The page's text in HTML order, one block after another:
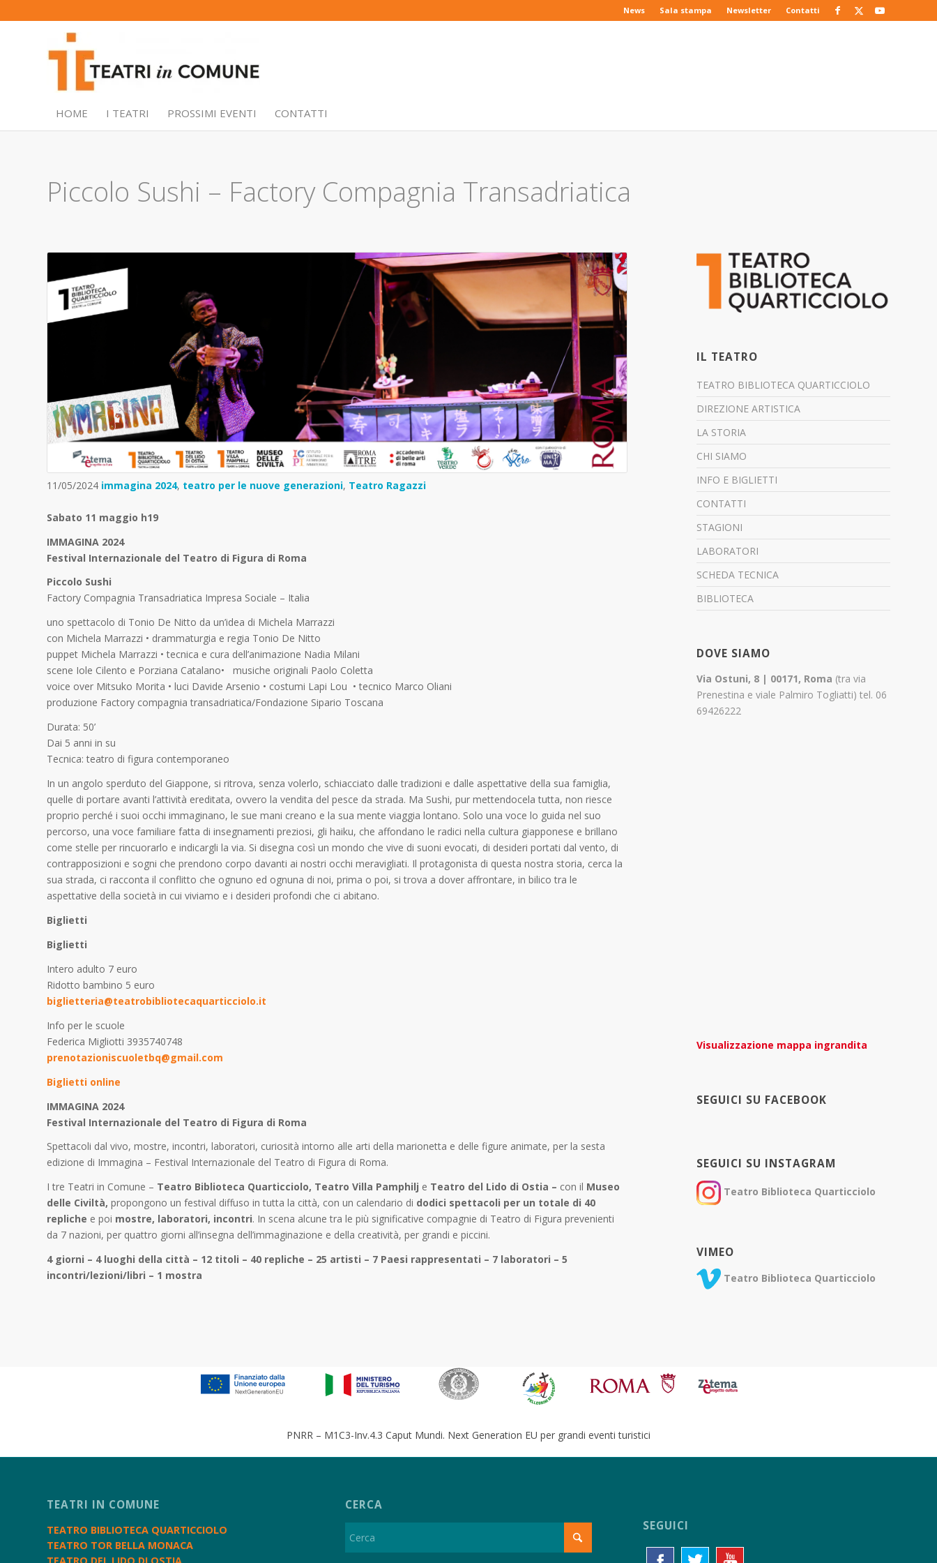
News Sala stampa Newsletter Contatti
HOME I TEATRI PROSSIMI EVENTI CONTATTI
Piccolo Sushi – Factory Compagnia Transadriatica
11/05/2024 immagina 2024, teatro per le nuove generazioni, Teatro Ragazzi
Sabato 11 maggio h19
IMMAGINA 2024
Festival Internazionale del Teatro di Figura di Roma
Piccolo Sushi
Factory Compagnia Transadriatica Impresa Sociale – Italia
uno spettacolo di Tonio De Nitto da un’idea di Michela Marrazzi
con Michela Marrazzi • drammaturgia e regia Tonio De Nitto
puppet Michela Marrazzi • tecnica e cura dell’animazione Nadia Milani
scene Iole Cilento e Porziana Catalano• musiche originali Paolo Coletta
voice over Mitsuko Morita • luci Davide Arsenio • costumi Lapi Lou • tecnico Marco Oliani
produzione Factory compagnia transadriatica/Fondazione Sipario Toscana
Durata: 50’
Dai 5 anni in su
Tecnica: teatro di figura contemporaneo
In un angolo sperduto del Giappone, si ritrova, senza volerlo, schiacciato dalle tradizioni e dalle aspettative della sua famiglia,
quelle di portare avanti l’attività ereditata, ovvero la vendita del pesce da strada. Ma Sushi, pur mettendocela tutta, non riesce
proprio perché i suoi occhi immaginano, le sue mani creano e la sua mente viaggia lontano. Solo una voce lo guida nel suo
percorso, una voce familiare fatta di insegnamenti preziosi, gli haiku, che affondano le radici nella cultura giapponese e brillano
come stelle per rincuorarlo e indicargli la via. Si disegna così un mondo che vive di suoni evocati, di desideri portati dal vento, di
contrapposizioni e sogni che prendono corpo davanti ai nostri occhi meravigliati. Il protagonista di questa nostra storia, cerca la
sua strada, ci racconta il conflitto che ognuno ed ognuna di noi, prima o poi, si trova a dover affrontare, in bilico tra le
aspettative della società in cui viviamo e i desideri profondi che ci abitano.
Biglietti
Biglietti
Intero adulto 7 euro
Ridotto bambino 5 euro
biglietteria@teatrobibliotecaquarticciolo.it
Info per le scuole
Federica Migliotti 3935740748
prenotazioniscuoletbq@gmail.com
Biglietti online
IMMAGINA 2024
Festival Internazionale del Teatro di Figura di Roma
Spettacoli dal vivo, mostre, incontri, laboratori, curiosità intorno alle arti della marionetta e delle figure animate, per la sesta
edizione di Immagina – Festival Internazionale del Teatro di Figura di Roma.
I tre Teatri in Comune – Teatro Biblioteca Quarticciolo, Teatro Villa Pamphilj e Teatro del Lido di Ostia – con il Museo
delle Civiltà, propongono un festival diffuso in tutta la città, con un calendario di dodici spettacoli per un totale di 40
repliche e poi mostre, laboratori, incontri. In scena alcune tra le più significative compagnie di Teatro di Figura prevenienti
da 7 nazioni, per quattro giorni all’insegna dell’immaginazione e della creatività, per grandi e piccini.
4 giorni – 4 luoghi della città – 12 titoli – 40 repliche – 25 artisti – 7 Paesi rappresentati – 7 laboratori – 5
incontri/lezioni/libri – 1 mostra
IL TEATRO
TEATRO BIBLIOTECA QUARTICCIOLO
DIREZIONE ARTISTICA
LA STORIA
CHI SIAMO
INFO E BIGLIETTI
CONTATTI
STAGIONI
LABORATORI
SCHEDA TECNICA
BIBLIOTECA
DOVE SIAMO
Via Ostuni, 8 | 00171, Roma (tra via
Prenestina e viale Palmiro Togliatti) tel. 06
69426222
Visualizzazione mappa ingrandita
SEGUICI SU FACEBOOK
SEGUICI SU INSTAGRAM
Teatro Biblioteca Quarticciolo
VIMEO
Teatro Biblioteca Quarticciolo
PNRR – M1C3-Inv.4.3 Caput Mundi. Next Generation EU per grandi eventi turistici
TEATRI IN COMUNE
TEATRO BIBLIOTECA QUARTICCIOLO
TEATRO TOR BELLA MONACA
CERCA
SEGUICI